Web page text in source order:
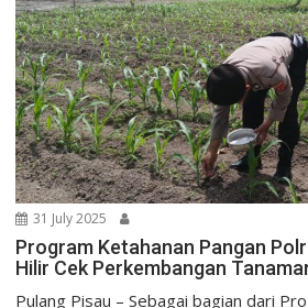
31 July 2025
Program Ketahanan Pangan
Hilir Cek Perkembangan
Pulang Pisau – Sebagai bagian dari